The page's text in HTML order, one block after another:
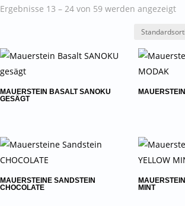
Ergebnisse 13 – 24 von 59 werden angezeigt
MAUERSTEIN BASALT SANOKU
GESÄGT
MAUERSTEINE SANDSTEIN
CHOCOLATE
MINT